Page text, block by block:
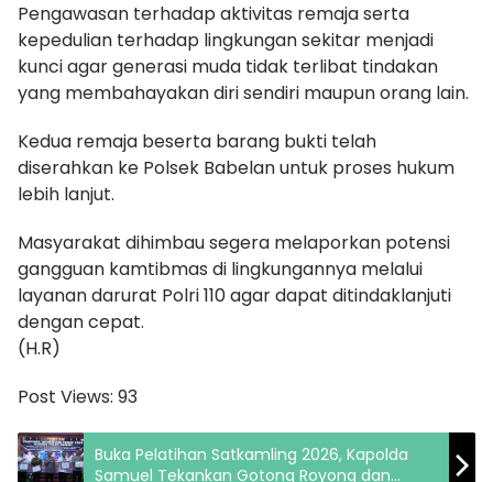
Pengawasan terhadap aktivitas remaja serta
kepedulian terhadap lingkungan sekitar menjadi
kunci agar generasi muda tidak terlibat tindakan
yang membahayakan diri sendiri maupun orang lain.
Kedua remaja beserta barang bukti telah
diserahkan ke Polsek Babelan untuk proses hukum
lebih lanjut.
Masyarakat dihimbau segera melaporkan potensi
gangguan kamtibmas di lingkungannya melalui
layanan darurat Polri 110 agar dapat ditindaklanjuti
dengan cepat.
(H.R)
Post Views: 93
Buka Pelatihan Satkamling 2026, Kapolda
Samuel Tekankan Gotong Royong dan